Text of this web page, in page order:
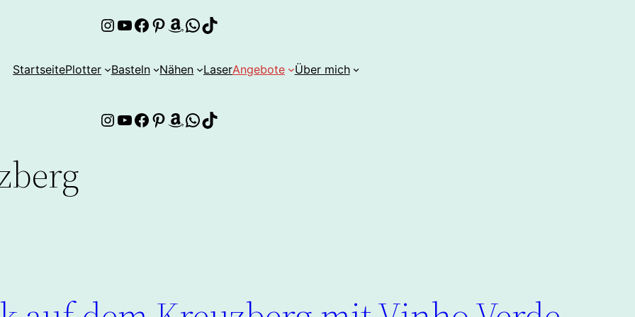
Instagram
YouTube
Facebook
Pinterest
Amazon
WhatsApp
TikTok
StartseitePlotter Basteln Nähen LaserAngebote Über mich
Instagram
YouTube
Facebook
Pinterest
Amazon
WhatsApp
TikTok